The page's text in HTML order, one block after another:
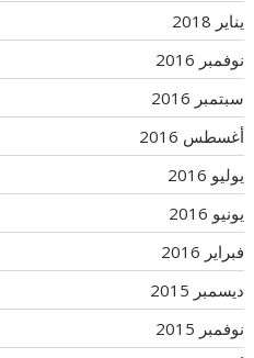
يناير 2018
نوفمبر 2016
سبتمبر 2016
أغسطس 2016
يوليو 2016
يونيو 2016
فبراير 2016
ديسمبر 2015
نوفمبر 2015